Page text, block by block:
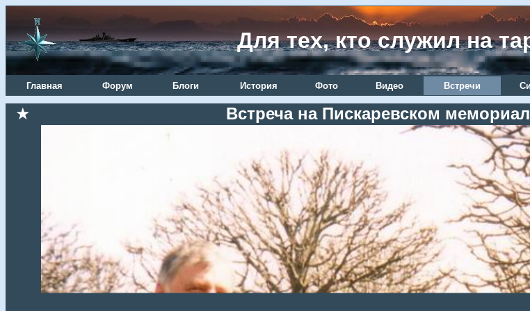
Для тех, кто служил на
Главная Форум Блоги История Фото Видео Встречи
★ Встреча на Пискаревском